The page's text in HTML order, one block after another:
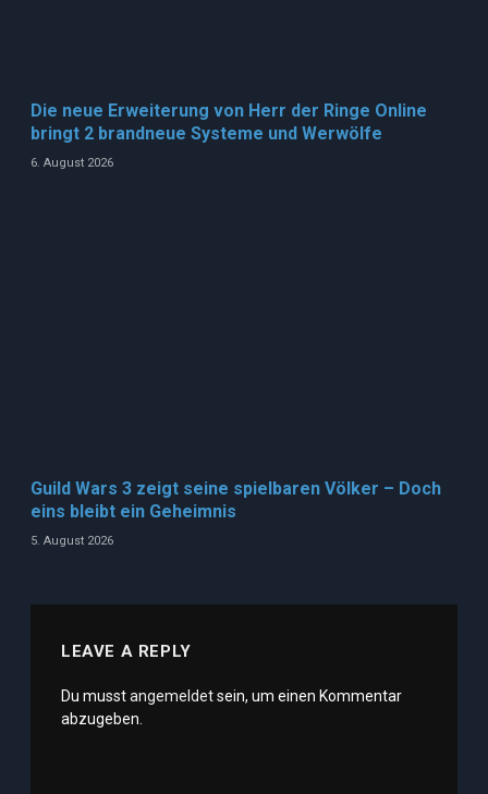
Die neue Erweiterung von Herr der Ringe Online
bringt 2 brandneue Systeme und Werwölfe
6. August 2026
Guild Wars 3 zeigt seine spielbaren Völker – Doch
eins bleibt ein Geheimnis
5. August 2026
LEAVE A REPLY
Du musstangemeldetsein, um einen Kommentar
abzugeben.